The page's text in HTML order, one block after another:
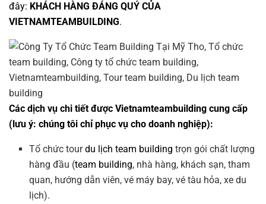
đây: KHÁCH HÀNG ĐÁNG QUÝ CỦA
VIETNAMTEAMBUILDING.
Các dịch vụ chi tiết được Vietnamteambuilding cung cấp
(lưu ý: chúng tôi chỉ phục vụ cho doanh nghiệp):
Tổ chức tourdu lịch team building trọn gói chất lượng
hàng đầu (team building, nhà hàng, khách sạn, tham
quan, hướng dẫn viên, vé máy bay, vé tàu hỏa, xe du
lịch).